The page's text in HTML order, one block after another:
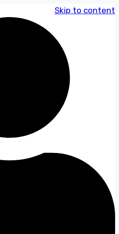
Skip to content